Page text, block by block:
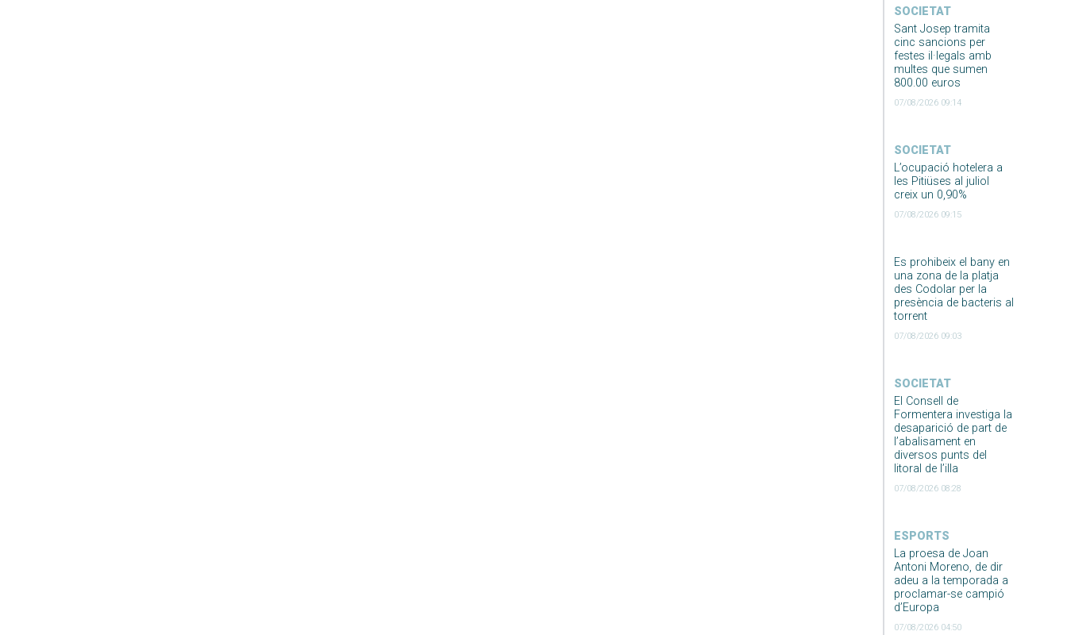
SOCIETAT
Sant Josep tramita
cinc sancions per
festes il·legals amb
multes que sumen
800.00 euros
07/08/2026 09:14
SOCIETAT
L’ocupació hotelera a
les Pitiüses al juliol
creix un 0,90%
07/08/2026 09:15
Es prohibeix el bany en
una zona de la platja
des Codolar per la
presència de bacteris al
torrent
07/08/2026 09:03
SOCIETAT
El Consell de
Formentera investiga la
desaparició de part de
l’abalisament en
diversos punts del
litoral de l’illa
07/08/2026 08:28
ESPORTS
La proesa de Joan
Antoni Moreno, de dir
adeu a la temporada a
proclamar-se campió
d’Europa
07/08/2026 04:50